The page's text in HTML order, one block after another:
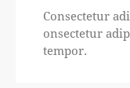
Consectetur
onsectetur
tempor.